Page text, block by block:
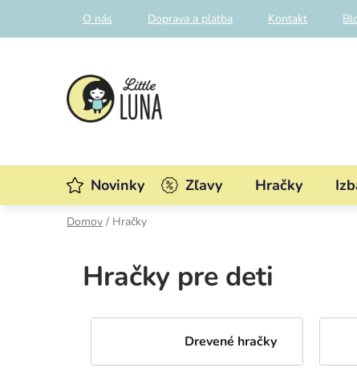
obsah
O nás Doprava a platba Kontakt
Novinky Zľavy Hračky
Domov / Hračky
Hračky pre deti
Drevené hračky